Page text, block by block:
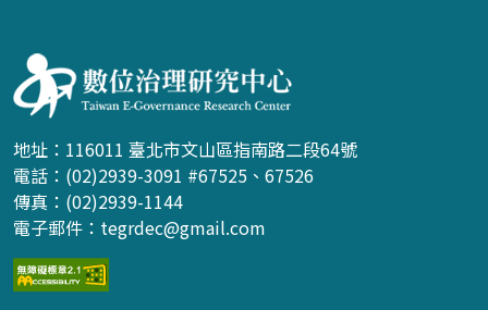
地址：116011 臺北市文山區指南路二段64號
電話：(02)2939-3091 #67525、67526
傳真：(02)2939-1144
電子郵件： tegrdec@gmail.com